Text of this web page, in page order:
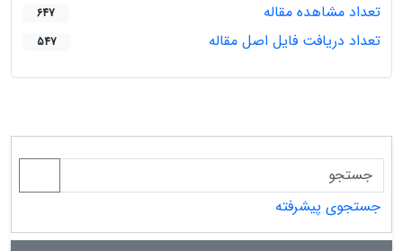
تعداد مشاهده مقاله
647
تعداد دریافت فایل اصل مقاله 547
جستجوی پیشرفته